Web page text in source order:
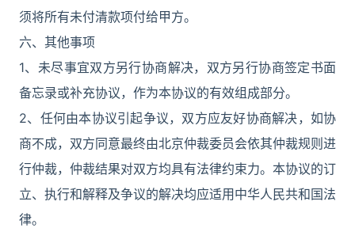
须将所有未付清款项付给甲方。
六、其他事项
1、未尽事宜双方另行协商解决，双方另行协商签定书面
备忘录或补充协议，作为本协议的有效组成部分。
2、任何由本协议引起争议，双方应友好协商解决，如协
商不成，双方同意最终由北京仲裁委员会依其仲裁规则进
行仲裁，仲裁结果对双方均具有法律约束力。本协议的订
立、执行和解释及争议的解决均应适用中华人民共和国法
律。